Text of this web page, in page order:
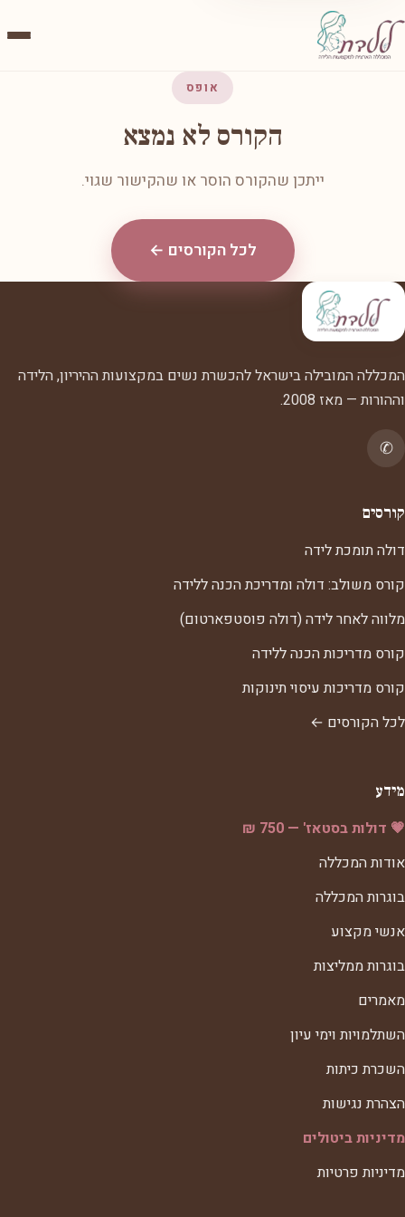
אופס
הקורס לא נמצא
ייתכן שהקורס הוסר או שהקישור שגוי.
לכל הקורסים ←
המכללה המובילה בישראל להכשרת נשים במקצועות ההיריון, הלידה
וההורות — מאז 2008.
✆
קורסים
דולה תומכת לידה
קורס משולב: דולה ומדריכת הכנה ללידה
מלווה לאחר לידה (דולה פוסטפארטום)
קורס מדריכות הכנה ללידה
קורס מדריכות עיסוי תינוקות
לכל הקורסים ←
מידע
💗 דולות בסטאז' — 750 ₪
אודות המכללה
בוגרות המכללה
אנשי מקצוע
בוגרות ממליצות
מאמרים
השתלמויות וימי עיון
השכרת כיתות
הצהרת נגישות
מדיניות ביטולים
מדיניות פרטיות